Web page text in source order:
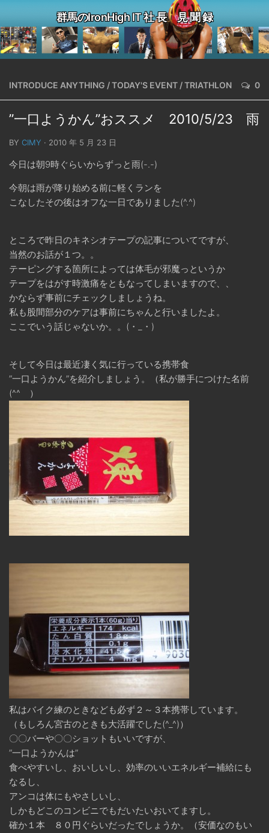
群馬のIronHigh IT 社 長 見 聞 録
INTRODUCE ANYTHING /TODAY'S EVENT /TRIATHLON 0
”一口ようかん”おススメ 2010/5/23 雨
BY CIMY · 2010 年 5 月 23 日
今日は朝9時ぐらいからずっと雨(-.-)
今朝は雨が降り始める前に軽くランを
こなしたその後はオフな一日でありました(^.^)
ところで昨日のキネシオテープの記事についてですが、
当然のお話が１つ。。
テーピングする箇所によっては体毛が邪魔っというか
テープをはがす時激痛をともなってしまいますので、、
かならず事前にチェックしましょうね。
私も股間部分のケアは事前にちゃんと行いましたよ。
ここでいう話じゃないか。。(・_・)
そして今日は最近凄く気に行っている携帯食
”一口ようかん”を紹介しましょう。（私が勝手につけた名前
(^^ゞ）
私はバイク練のときなども必ず２～３本携帯しています。
（もしろん宮古のときも大活躍でした(^_^)）
〇〇バーや〇〇ショットもいいですが、
”一口ようかんは”
食べやすいし、おいしいし、効率のいいエネルギー補給にも
なるし、
アンコは体にもやさしいし、
しかもどこのコンビニでもだいたいおいてますし。
確か１本 ８０円ぐらいだったでしょうか。（安価なのもい